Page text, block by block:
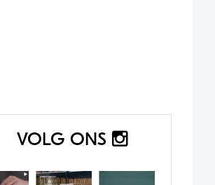
VOLG ONS